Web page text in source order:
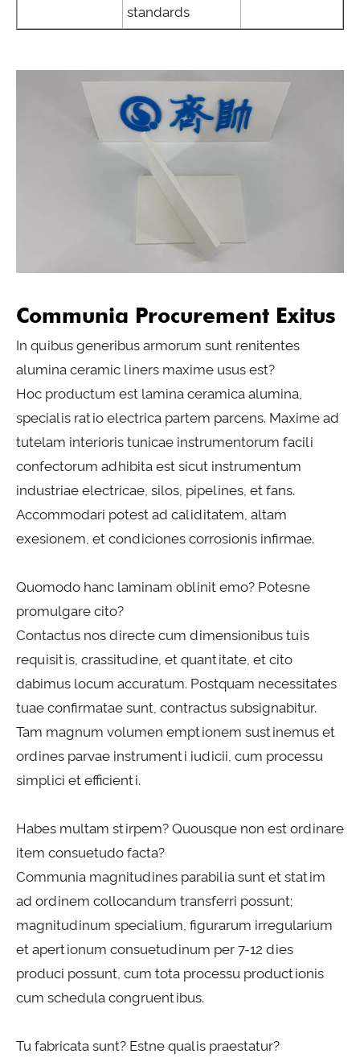
standards
Communia Procurement Exitus
In quibus generibus armorum sunt renitentes
alumina ceramic liners maxime usus est?
Hoc productum est lamina ceramica alumina,
specialis ratio electrica partem parcens. Maxime ad
tutelam interioris tunicae instrumentorum facili
confectorum adhibita est sicut instrumentum
industriae electricae, silos, pipelines, et fans.
Accommodari potest ad caliditatem, altam
exesionem, et condiciones corrosionis infirmae.
Quomodo hanc laminam oblinit emo? Potesne
promulgare cito?
Contactus nos directe cum dimensionibus tuis
requisitis, crassitudine, et quantitate, et cito
dabimus locum accuratum. Postquam necessitates
tuae confirmatae sunt, contractus subsignabitur.
Tam magnum volumen emptionem sustinemus et
ordines parvae instrumenti iudicii, cum processu
simplici et efficienti.
Habes multam stirpem? Quousque non est ordinare
item consuetudo facta?
Communia magnitudines parabilia sunt et statim
ad ordinem collocandum transferri possunt;
magnitudinum specialium, figurarum irregularium
et apertionum consuetudinum per 7-12 dies
produci possunt, cum tota processu productionis
cum schedula congruentibus.
Tu fabricata sunt? Estne qualis praestatur?